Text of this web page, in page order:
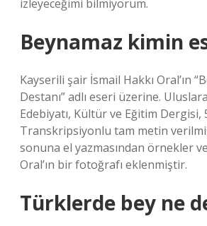
izleyeceğimi bilmiyorum.
Beynamaz kimin
Kayserili şair İsmail Hakkı Oral’ın
Destanı” adlı eseri üzerine.
Edebiyatı, Kültür ve Eğitim Dergisi,
Transkripsiyonlu tam metin
sonuna el yazmasından örnekler
Oral’ın bir fotoğrafı eklenmiştir.
Türklerde bey ne